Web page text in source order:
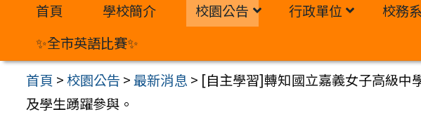
首頁 學校簡介 校園公告 行政單位 校務
✨全市英語比賽✨
首頁 >校園公告 >最新消息 > [自主學習]轉知國立嘉義女子高級中
及學生踴躍參與。